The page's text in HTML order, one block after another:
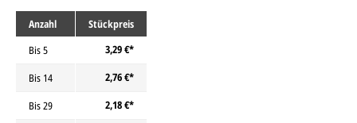
Anzahl
Stückpreis
Bis5
3,29 €*
Bis 14
2,76 €*
Bis29
2,18 €*